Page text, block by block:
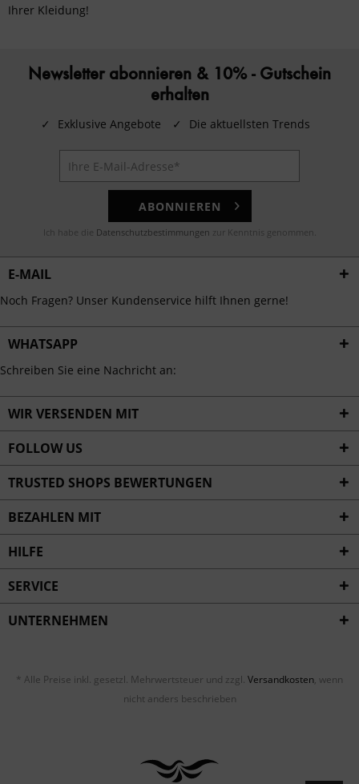
Ihrer Kleidung!
Newsletter abonnieren & 10% - Gutschein
erhalten
✓ Exklusive Angebote ✓ Die aktuellsten Trends
ABONNIEREN
Ich habe die Datenschutzbestimmungen zur Kenntnis genommen.
E-MAIL
Noch Fragen? Unser Kundenservice hilft Ihnen gerne!
WHATSAPP
Schreiben Sie eine Nachricht an:
WIR VERSENDEN MIT
FOLLOW US
TRUSTED SHOPS BEWERTUNGEN
BEZAHLEN MIT
HILFE
SERVICE
UNTERNEHMEN
* Alle Preise inkl. gesetzl. Mehrwertsteuer und zzgl. Versandkosten, wenn
nicht anders beschrieben